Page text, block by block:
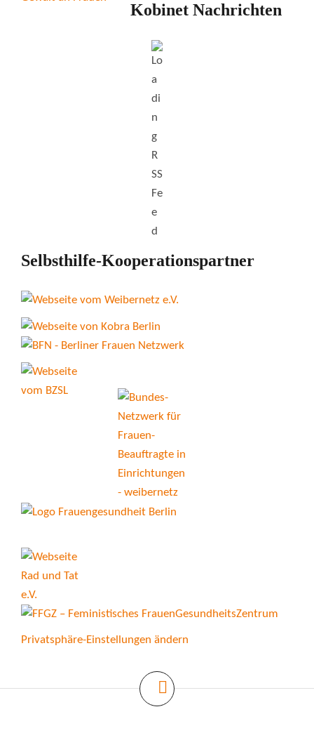
Kobinet Nachrichten
Selbsthilfe-Kooperationspartner
Privatsphäre-Einstellungen ändern